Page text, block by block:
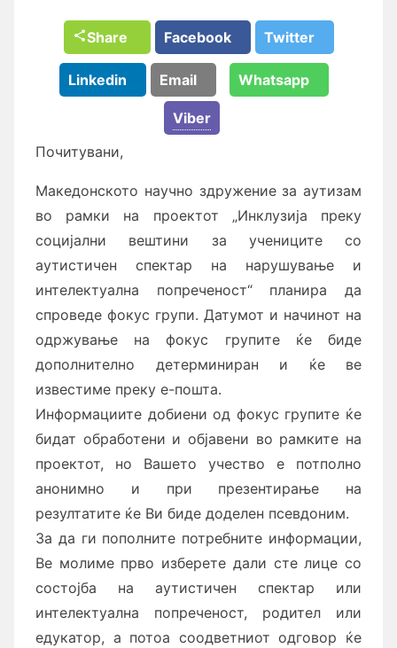
Share Facebook Twitter
Linkedin Email Whatsapp
Viber
Почитувани,
Македонското научно здружение за аутизам
во рамки на проектот „Инклузија преку
социјални вештини за учениците со
аутистичен спектар на нарушување и
интелектуална попреченост“ планира да
спроведе фокус групи. Датумот и начинот на
одржување на фокус групите ќе биде
дополнително детерминиран и ќе ве
известиме преку е-пошта.
Информациите добиени од фокус групите ќе
бидат обработени и објавени во рамките на
проектот, но Вашето учество е потполно
анонимно и при презентирање на
резултатите ќе Ви биде доделен псевдоним.
За да ги пополните потребните информации,
Ве молиме прво изберете дали сте лице со
состојба на аутистичен спектар или
интелектуална попреченост, родител или
едукатор, а потоа соодветниот одговор ќе